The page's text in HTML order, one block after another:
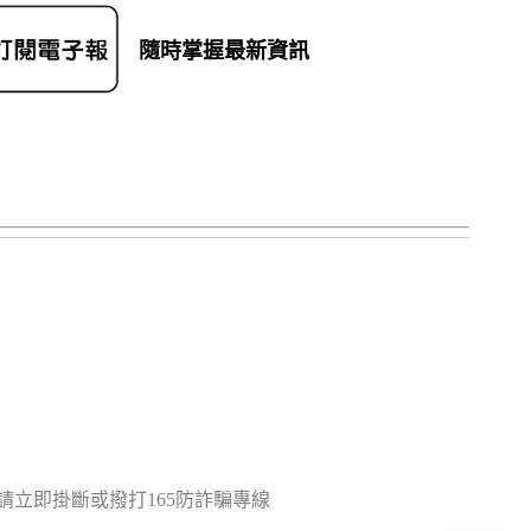
隨時掌握最新資訊
立即掛斷或撥打165防詐騙專線